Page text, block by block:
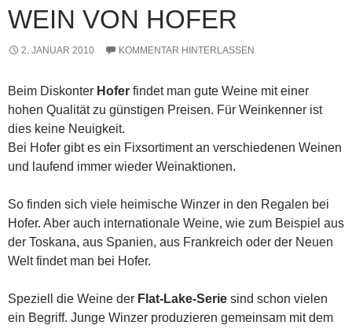
WEIN VON HOFER
2. JANUAR 2010 KOMMENTAR HINTERLASSEN
Beim Diskonter Hofer findet man gute Weine mit einer
hohen Qualität zu günstigen Preisen. Für Weinkenner ist
dies keine Neuigkeit.
Bei Hofer gibt es ein Fixsortiment an verschiedenen Weinen
und laufend immer wieder Weinaktionen.
So finden sich viele heimische Winzer in den Regalen bei
Hofer. Aber auch internationale Weine, wie zum Beispiel aus
der Toskana, aus Spanien, aus Frankreich oder der Neuen
Welt findet man bei Hofer.
Speziell die Weine der Flat-Lake-Serie sind schon vielen
ein Begriff. Junge Winzer produzieren gemeinsam mit dem